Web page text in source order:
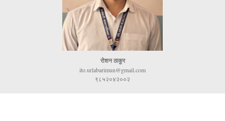
रोशन ठाकुर
ito.urlabarimun@gmail.com
९८५२०४२००२